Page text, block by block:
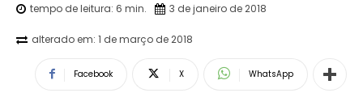
tempo de leitura: 6 min. 3 de janeiro de 2018
alterado em: 1 de março de 2018
Facebook X WhatsApp